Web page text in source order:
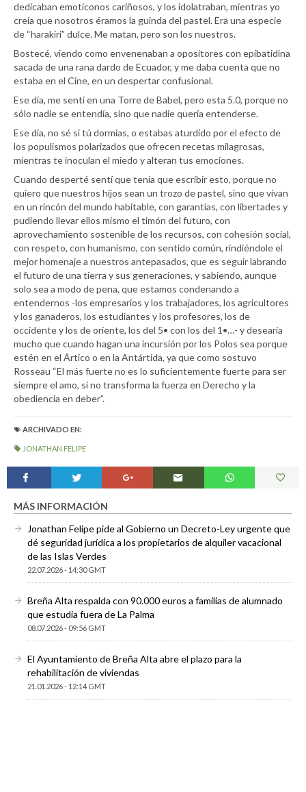
dedicaban emoticonos cariñosos, y los idolatraban, mientras yo
creía que nosotros éramos la guinda del pastel. Era una especie
de “harakiri” dulce. Me matan, pero son los nuestros.
Bostecé, viendo como envenenaban a opositores con epibatidina
sacada de una rana dardo de Ecuador, y me daba cuenta que no
estaba en el Cine, en un despertar confusional.
Ese día, me sentí en una Torre de Babel, pero esta 5.0, porque no
sólo nadie se entendía, sino que nadie quería entenderse.
Ese día, no sé si tú dormías, o estabas aturdido por el efecto de
los populismos polarizados que ofrecen recetas milagrosas,
mientras te inoculan el miedo y alteran tus emociones.
Cuando desperté sentí que tenía que escribir esto, porque no
quiero que nuestros hijos sean un trozo de pastel, sino que vivan
en un rincón del mundo habitable, con garantías, con libertades y
pudiendo llevar ellos mismo el timón del futuro, con
aprovechamiento sostenible de los recursos, con cohesión social,
con respeto, con humanismo, con sentido común, rindiéndole el
mejor homenaje a nuestros antepasados, que es seguir labrando
el futuro de una tierra y sus generaciones, y sabiendo, aunque
solo sea a modo de pena, que estamos condenando a
entendernos -los empresarios y los trabajadores, los agricultores
y los ganaderos, los estudiantes y los profesores, los de
occidente y los de oriente, los del 5• con los del 1•…- y desearía
mucho que cuando hagan una incursión por los Polos sea porque
estén en el Ártico o en la Antártida, ya que como sostuvo
Rosseau “El más fuerte no es lo suficientemente fuerte para ser
siempre el amo, si no transforma la fuerza en Derecho y la
obediencia en deber”.
ARCHIVADO EN:
JONATHAN FELIPE
MÁS INFORMACIÓN
Jonathan Felipe pide al Gobierno un Decreto-Ley urgente que
dé seguridad jurídica a los propietarios de alquiler vacacional
de las Islas Verdes
22.07.2026 - 14:30 GMT
Breña Alta respalda con 90.000 euros a familias de alumnado
que estudia fuera de La Palma
08.07.2026 - 09:56 GMT
El Ayuntamiento de Breña Alta abre el plazo para la
rehabilitación de viviendas
21.01.2026 - 12:14 GMT